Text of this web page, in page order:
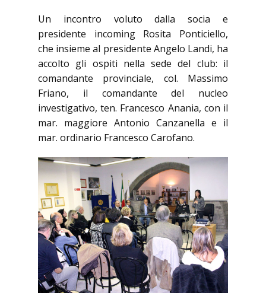
Un incontro voluto dalla socia e
presidente incoming Rosita Ponticiello,
che insieme al presidente Angelo Landi, ha
accolto gli ospiti nella sede del club: il
comandante provinciale, col. Massimo
Friano, il comandante del nucleo
investigativo, ten. Francesco Anania, con il
mar. maggiore Antonio Canzanella e il
mar. ordinario Francesco Carofano.